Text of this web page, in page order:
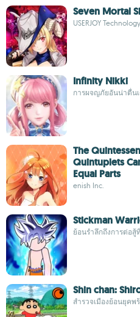
Seven Mortal
USERJOY
Infinity Nikki
การผจญภัยอันน่าตื่น
The
Quintuplets
Equal Parts
enish Inc.
Stickman
ย้อนรำลึกถึงการต่อ
Shin chan:
สำรวจเมืองย้อนยุค